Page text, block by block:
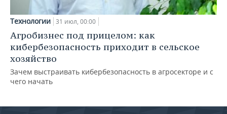
Технологии 31 июл, 00:00
Агробизнес под прицелом: как
кибербезопасность приходит в сельское
хозяйство
Зачем выстраивать кибербезопасность в агросекторе и с
чего начать